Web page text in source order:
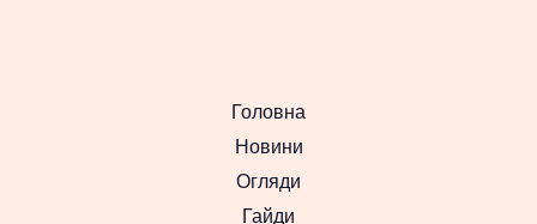
Головна
Новини
Огляди
Гайди